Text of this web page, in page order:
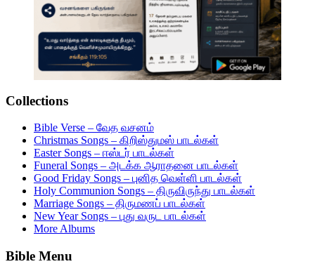
Collections
Bible Verse – வேத வசனம்
Christmas Songs – கிறிஸ்துமஸ் பாடல்கள்
Easter Songs – ஈஸ்டர் பாடல்கள்
Funeral Songs – அடக்க ஆராதனை பாடல்கள்
Good Friday Songs – புனித வெள்ளி பாடல்கள்
Holy Communion Songs – திருவிருந்து பாடல்கள்
Marriage Songs – திருமணப் பாடல்கள்
New Year Songs – புது வருட பாடல்கள்
More Albums
Bible Menu